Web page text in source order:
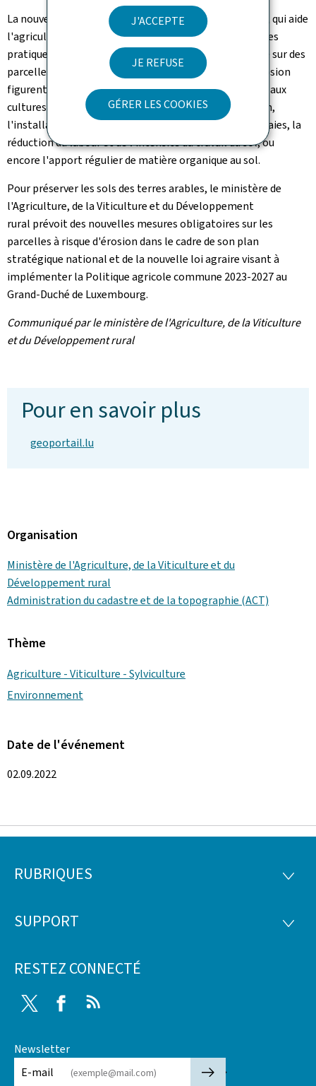
J'ACCEPTE
JE REFUSE
GÉRER LES COOKIES
La nouvelle carte est un important outil d'orientation, qui aide
l'agriculteur à réduire ses risques érosifs en adaptant ses
pratiques agricoles et le choix des cultures au contexte sur des
parcelles ciblées. Parmi les leviers de lutte contre l'érosion
figurent, p.ex. le recours au couvert végétal hivernal et aux
cultures dérobées, le choix des cultures et leur rotation,
l'installation de bandes enherbées, de fascines ou de haies, la
réduction du labour et de l'intensité du travail du sol, ou
encore l'apport régulier de matière organique au sol.
Pour préserver les sols des terres arables, le ministère de
l'Agriculture, de la Viticulture et du Développement
rural prévoit des nouvelles mesures obligatoires sur les
parcelles à risque d'érosion dans le cadre de son plan
stratégique national et de la nouvelle loi agraire visant à
implémenter la Politique agricole commune 2023-2027 au
Grand-Duché de Luxembourg.
Communiqué par le ministère de l'Agriculture, de la Viticulture
et du Développement rural
Pour en savoir plus
geoportail.lu
Organisation
Ministère de l'Agriculture, de la Viticulture et du
Développement rural
Administration du cadastre et de la topographie (ACT)
Thème
Agriculture - Viticulture - Sylviculture
Environnement
Date de l'événement
02.09.2022
Pied
page
RUBRIQUES
SUPPORT
RESTEZ CONNECTÉ
Twitter Facebook
Newsletter
E-mail
🡒